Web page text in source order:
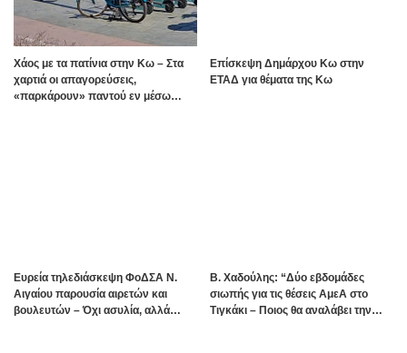
Χάος με τα πατίνια στην Κω – Στα
χαρτιά οι απαγορεύσεις,
«παρκάρουν» παντού εν μέσω
Επίσκεψη Δημάρχου Κω στην
ΕΤΑΔ για θέματα της Κω
Ευρεία τηλεδιάσκεψη ΦοΔΣΑ Ν.
Αιγαίου παρουσία αιρετών και
βουλευτών – Όχι ασυλία, αλλά
B. Xαδούλης: “Δύο εβδομάδες
σιωπής για τις θέσεις ΑμεΑ στο
Τιγκάκι – Ποιος θα αναλάβει την